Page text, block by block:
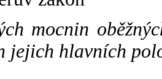
mocnin
jejich hlavních